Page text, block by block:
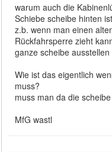
warum auch die
Schiebe scheibe hinten
z.b. wenn man einen
Rückfahrsperre zieht
ganze scheibe
Wie ist das eigentlich
muss?
muss man da die
MfG wastl